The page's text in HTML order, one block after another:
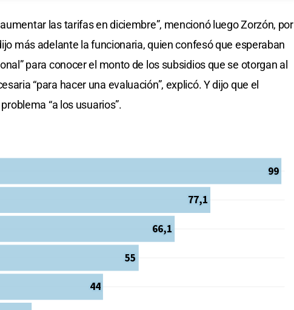
las tarifas en diciembre”, mencionó luego Zorzón, por
más adelante la funcionaria, quien confesó que esperaban
para conocer el monto de los subsidios que se otorgan al
“para hacer una evaluación”, explicó. Y dijo que el
“a los usuarios”.